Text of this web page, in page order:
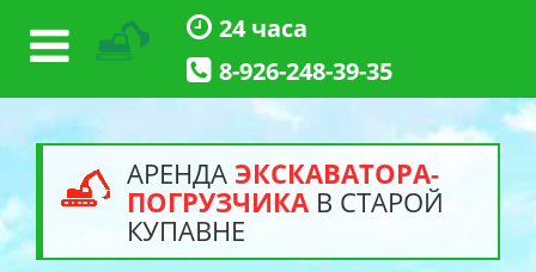
24 часа
8-926-248-39-35
АРЕНДА ЭКСКАВАТОРА-
ПОГРУЗЧИКА В СТАРОЙ
КУПАВНЕ